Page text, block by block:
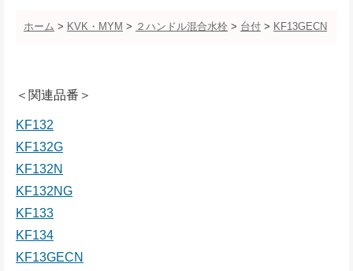
ホーム > KVK・MYM > ２ハンドル混合水栓 > 台付 > KF13GECN
＜関連品番＞
KF132
KF132G
KF132N
KF132NG
KF133
KF134
KF13GECN